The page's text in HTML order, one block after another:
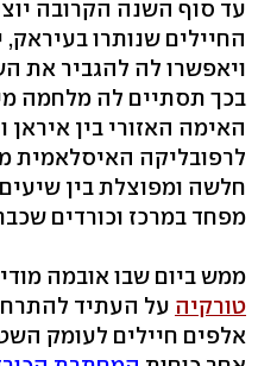
החיילים שנותרו
ויאפשרו לה להגביר את
בכך תסתיים לה מלחמה
האימה האזורי בין איראן
לרפובליקה האיסלאמית
חלשה ומפוצלת בין
מפחד במרכז וכורדים
ממש ביום שבו אובמה
טורקיה על העתיד
אלפים חיילים לעומק